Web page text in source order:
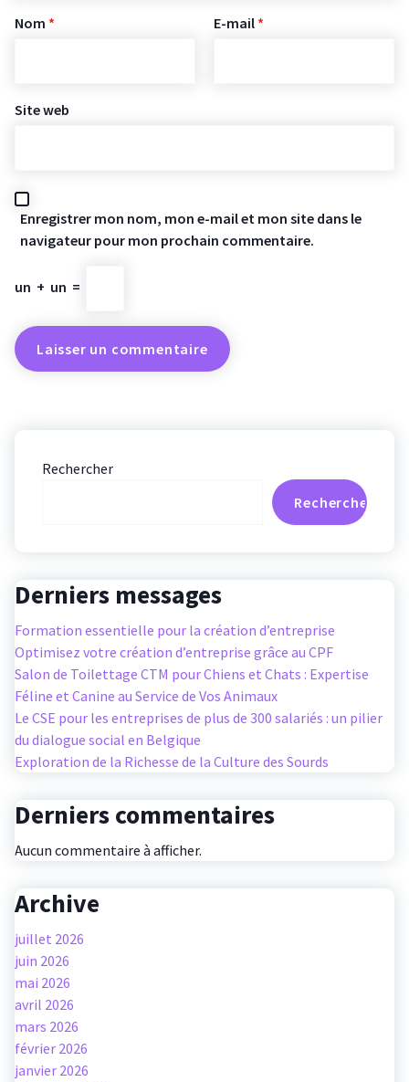
Nom * E-mail *
Site web
Enregistrer mon nom, mon e-mail et mon site dans le
navigateur pour mon prochain commentaire.
un + un =
Rechercher
Rechercher
Derniers messages
Formation essentielle pour la création d’entreprise
Optimisez votre création d’entreprise grâce au CPF
Salon de Toilettage CTM pour Chiens et Chats : Expertise
Féline et Canine au Service de Vos Animaux
Le CSE pour les entreprises de plus de 300 salariés : un pilier
du dialogue social en Belgique
Exploration de la Richesse de la Culture des Sourds
Derniers commentaires
Aucun commentaire à afficher.
Archive
juillet 2026
juin 2026
mai 2026
avril 2026
mars 2026
février 2026
janvier 2026